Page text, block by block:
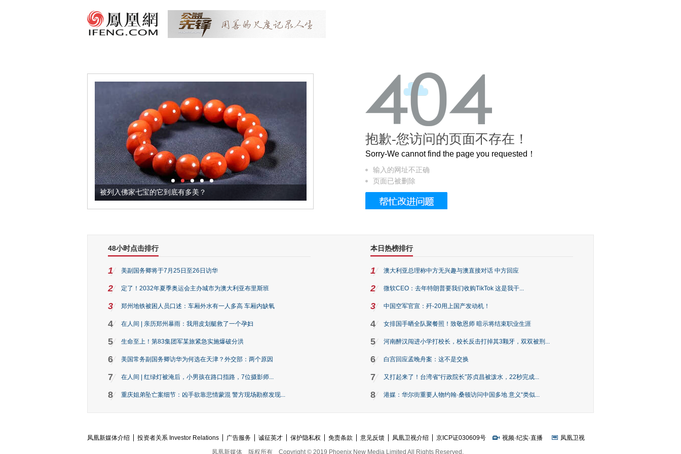
被列入佛家七宝的它到底有多美？ 这个3.2米的长卷，还原了600岁的紫禁城
抱歉-您访问的页面不存在！
Sorry-We cannot find the page you requested！
输入的网址不正确
页面已被删除
48小时点击排行
1 美副国务卿将于7月25日至26日访华
2 定了！2032年夏季奥运会主办城市为澳大利亚布里斯班
3 郑州地铁被困人员口述：车厢外水有一人多高 车厢内缺氧
4 在人间 | 亲历郑州暴雨：我用皮划艇救了一个孕妇
5 生命至上！第83集团军某旅紧急实施爆破分洪
6 美国常务副国务卿访华为何选在天津？外交部：两个原因
7 在人间 | 红绿灯被淹后，小男孩在路口指路，7位摄影师...
8 重庆姐弟坠亡案细节：凶手欲靠悲情蒙混 警方现场勘察发现...
本日热榜排行
1 澳大利亚总理称中方无兴趣与澳直接对话 中方回应
2 微软CEO：去年特朗普要我们收购TikTok 这是我干...
3 中国空军官宣：歼-20用上国产发动机！
4 女排国手晒全队聚餐照！致敬恩师 暗示将结束职业生涯
5 河南醉汉闯进小学打校长，校长反击打掉其3颗牙，双双被刑...
6 白宫回应孟晚舟案：这不是交换
7 又打起来了！台湾省“行政院长”苏贞昌被泼水，22秒完成...
8 港媒：华尔街重要人物约翰·桑顿访问中国多地 意义“类似...
凤凰新媒体介绍 投资者关系 Investor Relations 广告服务 诚征英才 保护隐私权 免责条款 意见反馈 凤凰卫视介绍 京ICP证030609号 视频·纪实·直播
凤凰卫视
凤凰新媒体
版权所有 Copyright © 2019 Phoenix New Media Limited All Rights Reserved.